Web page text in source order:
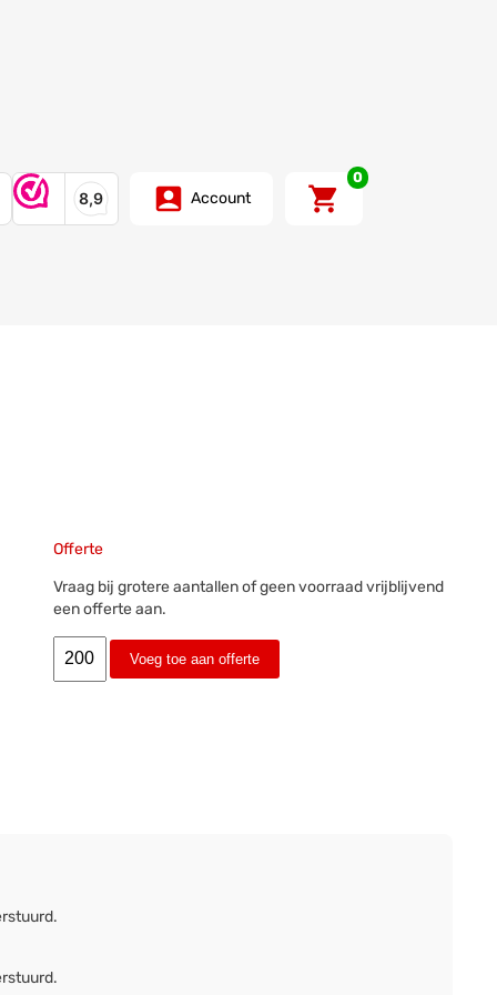
Account
0
Offerte
Vraag bij grotere aantallen of geen voorraad vrijblijvend
een offerte aan.
Voeg toe aan offerte